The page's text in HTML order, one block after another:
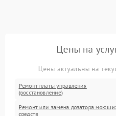
Цены на
Цены актуальны на
Ремонт платы управления
(восстановление)
Ремонт или замена дозатора
средств